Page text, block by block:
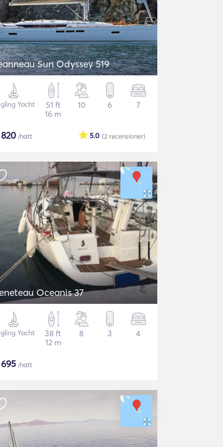
Sun Odyssey 519
Yacht
51 ft
16 m
10 6 7
820 /natt (2 recensioner)
5.0
Oceanis 37
Yacht
38 ft
12 m
8 3 4
695 /natt